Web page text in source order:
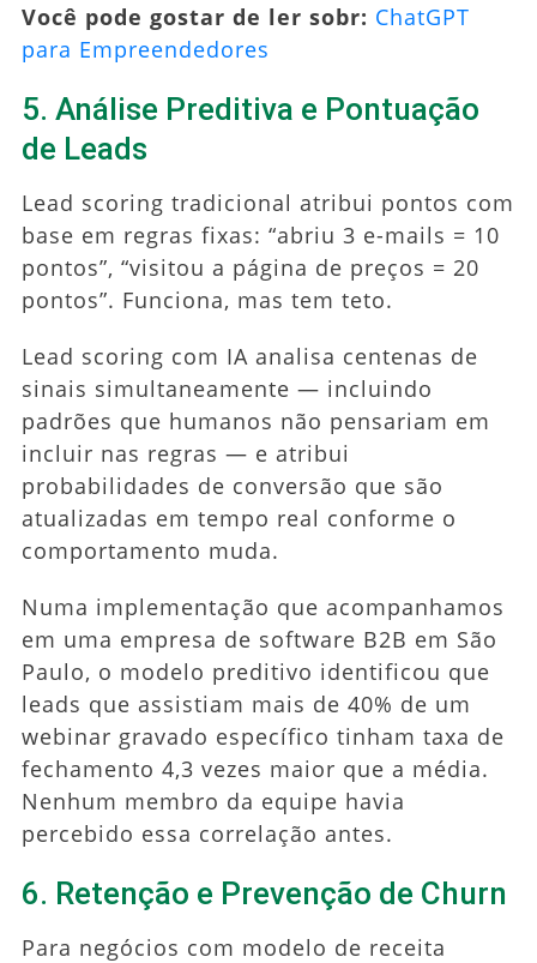
Você pode gostar de ler sobr: ChatGPT
para Empreendedores
5. Análise Preditiva e Pontuação
de Leads
Lead scoring tradicional atribui pontos com
base em regras fixas: “abriu 3 e-mails = 10
pontos”, “visitou a página de preços = 20
pontos”. Funciona, mas tem teto.
Lead scoring com IA analisa centenas de
sinais simultaneamente — incluindo
padrões que humanos não pensariam em
incluir nas regras — e atribui
probabilidades de conversão que são
atualizadas em tempo real conforme o
comportamento muda.
Numa implementação que acompanhamos
em uma empresa de software B2B em São
Paulo, o modelo preditivo identificou que
leads que assistiam mais de 40% de um
webinar gravado específico tinham taxa de
fechamento 4,3 vezes maior que a média.
Nenhum membro da equipe havia
percebido essa correlação antes.
6. Retenção e Prevenção de Churn
Para negócios com modelo de receita